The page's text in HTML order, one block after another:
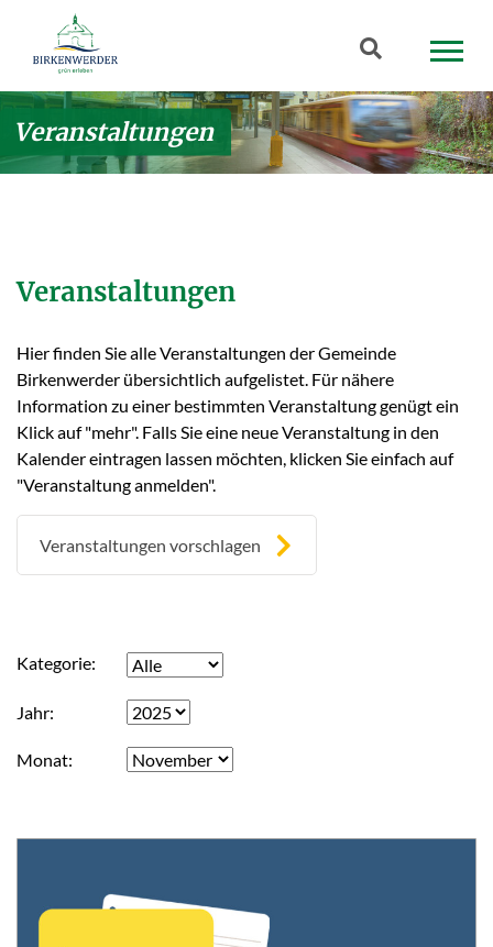
Zum Hauptinhalt springen
Suchbegriff
Veranstaltungen
Veranstaltungen
Hier finden Sie alle Veranstaltungen der Gemeinde
Birkenwerder übersichtlich aufgelistet. Für nähere
Information zu einer bestimmten Veranstaltung genügt ein
Klick auf "mehr". Falls Sie eine neue Veranstaltung in den
Kalender eintragen lassen möchten, klicken Sie einfach auf
"Veranstaltung anmelden".
Veranstaltungen vorschlagen
Kategorie
Jahr
Monat